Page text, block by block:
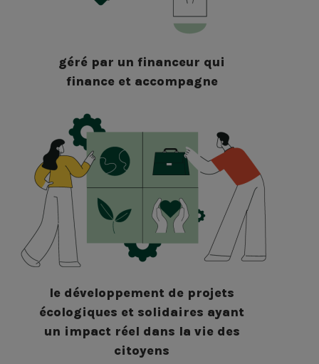
géré par un financeur qui
finance et accompagne
le développement de projets
écologiques et solidaires ayant
un impact réel dans la vie des
citoyens